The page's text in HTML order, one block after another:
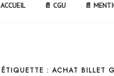
ACCUEIL 📄 CGU 📄
ÉTIQUETTE : ACHAT BILLET